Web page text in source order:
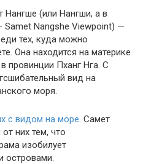
(или Нангши, а в
Samet Nangshe Viewpoint) —
тех, куда можно
Она находится на материке
провинции Пханг Нга. С
вид на
моря.
с видом на море. Самет
них тем, что
изобилует
островами.